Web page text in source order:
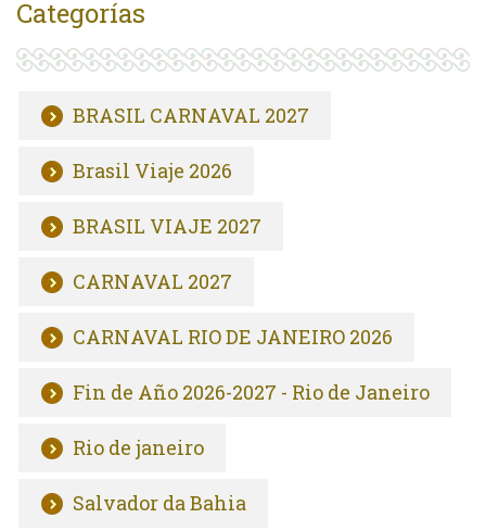
Categorías
BRASIL CARNAVAL 2027
Brasil Viaje 2026
BRASIL VIAJE 2027
CARNAVAL 2027
CARNAVAL RIO DE JANEIRO 2026
Fin de Año 2026-2027 - Rio de Janeiro
Rio de janeiro
Salvador da Bahia